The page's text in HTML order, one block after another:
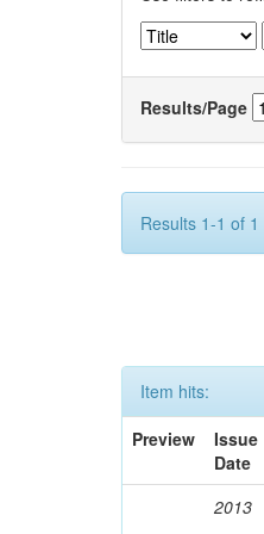
Results/Page
Results 1-1 of
Item hits:
Preview
Issue
Date
2013